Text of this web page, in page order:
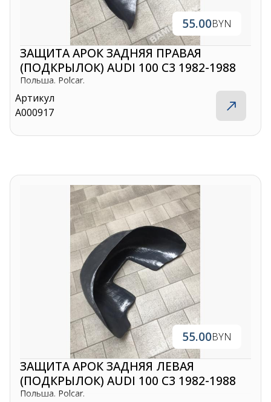
55.00BYN
ЗАЩИТА АРОК ЗАДНЯЯ ПРАВАЯ
(ПОДКРЫЛОК) AUDI 100 C3 1982-1988
Польша. Polcar.
Артикул
A000917
55.00BYN
ЗАЩИТА АРОК ЗАДНЯЯ ЛЕВАЯ
(ПОДКРЫЛОК) AUDI 100 C3 1982-1988
Польша. Polcar.